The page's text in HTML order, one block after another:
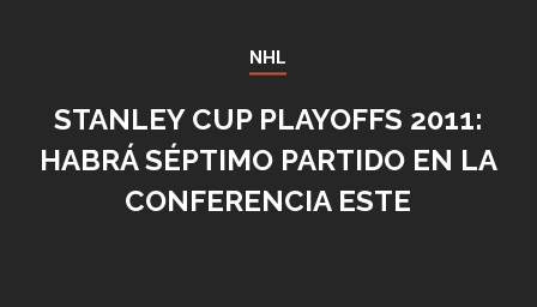
NHL
STANLEY CUP PLAYOFFS 2011:
HABRÁ SÉPTIMO PARTIDO EN LA
CONFERENCIA ESTE